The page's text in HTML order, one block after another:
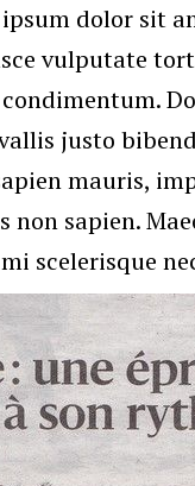
dolor sit
vulputate
justo
mauris,
non sapien.
scelerisque